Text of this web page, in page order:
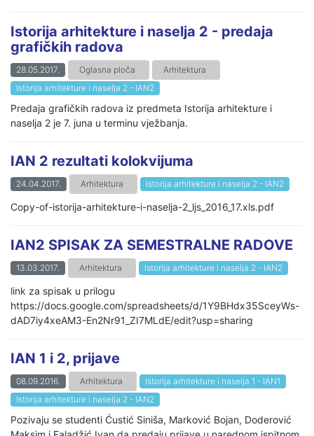
Istorija arhitekture i naselja 2 - predaja
grafičkih radova
28.05.2017. Oglasna ploča
Arhitektura
Istorija arhitekture i naselja 2 - IAN2
Predaja grafičkih radova iz predmeta Istorija arhitekture i
naselja 2 je 7. juna u terminu vježbanja.
IAN 2 rezultati kolokvijuma
24.04.2017. Arhitektura Istorija arhitekture i naselja 2 - IAN2
Copy-of-istorija-arhitekture-i-naselja-2_ljs_2016_17.xls.pdf
IAN2 SPISAK ZA SEMESTRALNE RADOVE
13.03.2017. Arhitektura Istorija arhitekture i naselja 2 - IAN2
link za spisak u prilogu
https://docs.google.com/spreadsheets/d/1Y9BHdx35SceyWs-
dAD7iy4xeAM3-En2Nr91_ZI7MLdE/edit?usp=sharing
IAN 1 i 2, prijave
08.09.2016. Arhitektura
Istorija arhitekture i naselja 1 - IAN1
Istorija arhitekture i naselja 2 - IAN2
Pozivaju se studenti Ćustić Siniša, Marković Bojan, Doderović